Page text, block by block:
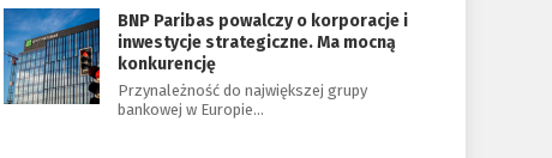
BNP Paribas powalczy o korporacje i
inwestycje strategiczne. Ma mocną
konkurencję
Przynależność do największej grupy
bankowej w Europie…